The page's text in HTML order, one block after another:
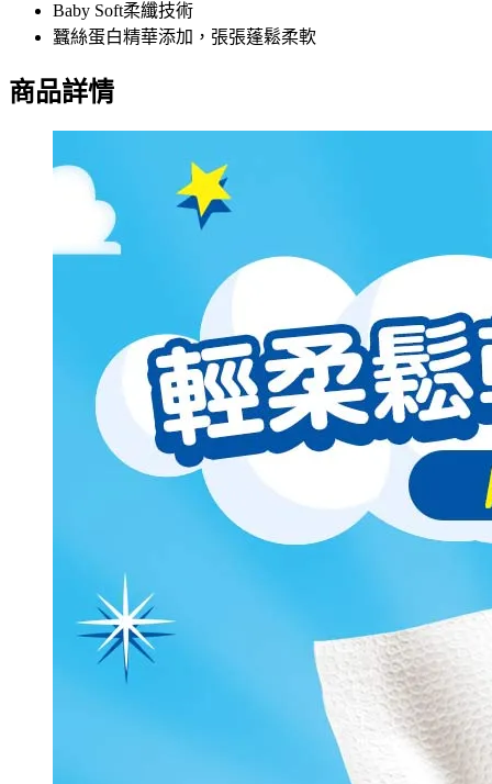
Baby Soft柔纖技術
蠶絲蛋白精華添加，張張蓬鬆柔軟
商品詳情